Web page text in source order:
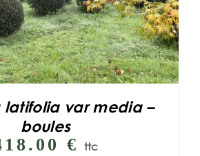
latifolia var media –
boules
€ ttc